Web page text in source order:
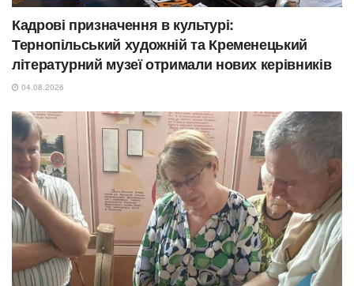
Кадрові призначення в культурі:
Тернопільський художній та Кременецький
літературний музеї отримали нових керівників
04.08.2026